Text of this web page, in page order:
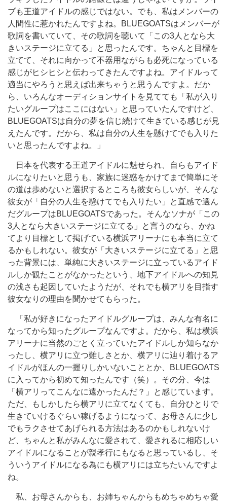
ブも王道アイドルの感じではない。でも、私はメンバーの
人間性に惹かれたんですよね。BLUEGOATSはメンバーが
歌詞を書いていて、その歌詞を聴いて「この3人となら大
きいステージに立てる」と思ったんです。ちゃんと目標を
立てて、それに向かって不器用ながらも必死になっている
感じがヒシヒシと伝わってきたんですよね。アイドルって
適当にやろうと思えば出来ちゃうと思うんですよ。だか
ら、いろんなオーディションサイトを見てても「私が入り
たいグループはここにはない」と思っていたんですけど、
BLUEGOATSは自分の夢を信じ続けて生きている感じが見
えたんです。だから、私は自分の人生を懸けてでも入りた
いと思ったんですよね。」
日本を代表する王道アイドルに魅せられ、自らもアイド
ルになりたいと思うも、家族に迷惑をかけてまで簡単にそ
の道は歩めないと選択するところも彼女らしいが、そんな
彼女が「自分の人生を懸けてでも入りたい」と直感で選ん
だグループはBLUEGOATSであった。そんなソナが「この
3人となら大きいステージに立てる」と言うのなら、かね
てより目標として掲げている横浜アリーナにも本当に立て
るかもしれない。彼女が「大きいステージに立てる」と思
った背景には、単純に大きいステージに立っているアイド
ルしか観たことがなかったという、地下アイドルへの知見
の浅さも起因していたようだが、それでも横アリを目指す
彼女なりの理由を聞かせてもらった。
「私が好きになったアイドルグループは、みんな有名に
なってから知ったグループなんですよ。だから、私は横浜
アリーナに当然のごとく立っていたアイドルしか知らなか
ったし、横アリに立つ難しさとか、横アリに辿り着けるア
イドルがほんの一握りしかいないこととか、BLUEGOATS
に入ってから初めて知ったんです（笑）。その分、今は
「横アリってこんなに遠かったんだ？」と感じています。
ただ、もしかしたら横アリに立てなくても、自分ひとりで
生きていけるぐらい稼げるようになって、お母さんに少し
でもラクさせてあげられる方法はあるのかもしれないけ
ど、ちゃんと私がみんなに愛されて、愛されるに相応しい
アイドルになることが親孝行にもなると思っているし、そ
ういうアイドルになる為にも横アリには立ちたいんですよ
ね。
私、お母さんからも、お姉ちゃんからもめちゃめちゃ愛